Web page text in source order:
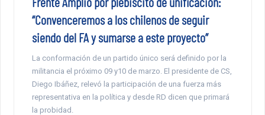
“Convenceremos a los chilenos de seguir
siendo del FA y sumarse a este proyecto”
La conformación de un partido único será definido por la
militancia el próximo 09 y10 de marzo. El presidente de CS,
Diego Ibáñez, relevó la participación de una fuerza más
representativa en la política y desde RD dicen que primará
la probidad.